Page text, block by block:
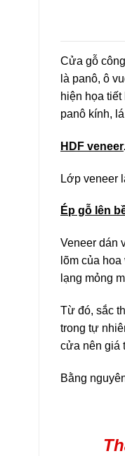
Cửa gỗ
là panô, ô
hiện họa
panô kính,
HDF veneer
Lớp veneer
Ép gỗ lên
Veneer dán
lõm của
lạng mỏng
Từ đó, sắc
trong tự
cửa nên giá
Bằng